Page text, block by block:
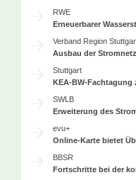
RWE
Erneuerbarer
Verband Region
Ausbau der
Stuttgart
KEA-BW-Fachtagung
SWLB
Erweiterung des
evu+
Online-Karte bietet
BBSR
Fortschritte bei der